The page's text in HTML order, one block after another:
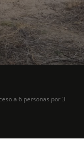
a 6 personas por 3